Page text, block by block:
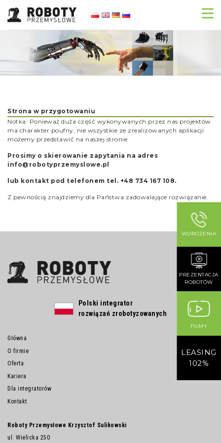
Strona w przygotowaniu
Notka: Ponieważ duża część wykonywanych przez nas projektów
ma charakter poufny, nie wszystkie ze zrealizowanych aplikacji
możemy przedstawić na naszej stronie.
Prosimy o skierowanie zapytania na adres
info@robotyprzemyslowe.pl
lub kontakt pod telefonem tel. +48 734 167 108.
Z pewnością znajdziemy dla Państwa zadowalające rozwiązanie.
Polski integrator
rozwiązań zrobotyzowanych
Główna
O firmie
Oferta
Kariera
Dla integratorów
Kontakt
Roboty Przemysłowe Krzysztof Sulikowski
ul. Wielicka 250
WDROŻENIA
PREZENTACJA
ROBOTÓW
FILMY
LEASING
102%